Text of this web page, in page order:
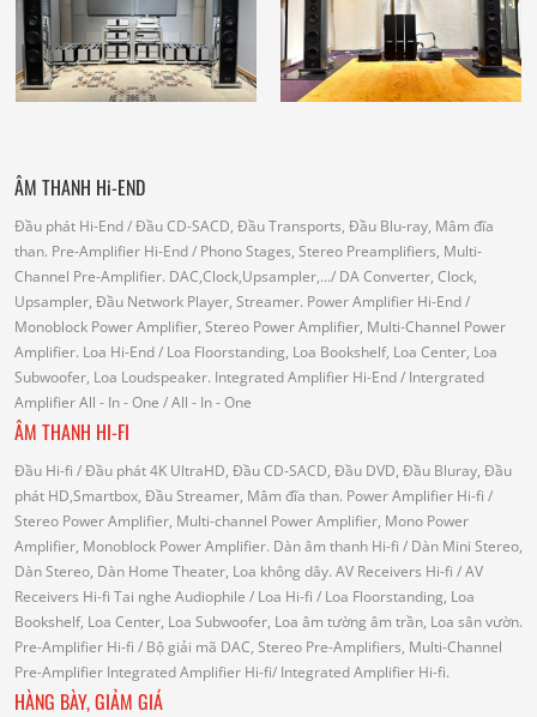
ÂM THANH Hi-END
Đầu phát Hi-End/ Đầu CD-SACD, Đầu Transports, Đầu Blu-ray, Mâm đĩa
than. Pre-Amplifier Hi-End/ Phono Stages, Stereo Preamplifiers, Multi-
Channel Pre-Amplifier. DAC,Clock,Upsampler,.../ DA Converter, Clock,
Upsampler, Đầu Network Player, Streamer. Power Amplifier Hi-End/
Monoblock Power Amplifier, Stereo Power Amplifier, Multi-Channel Power
Amplifier. Loa Hi-End/ Loa Floorstanding, Loa Bookshelf, Loa Center, Loa
Subwoofer, Loa Loudspeaker. Integrated Amplifier Hi-End/ Intergrated
AmplifierAll - In - One / All - In - One
ÂM THANH HI-FI
Đầu Hi-fi / Đầu phát 4K UltraHD, Đầu CD-SACD, Đầu DVD, Đầu Bluray, Đầu
phát HD,Smartbox, Đầu Streamer, Mâm đĩa than. Power Amplifier Hi-fi /
Stereo Power Amplifier, Multi-channel Power Amplifier, Mono Power
Amplifier, Monoblock Power Amplifier. Dàn âm thanh Hi-fi / Dàn Mini Stereo,
Dàn Stereo, Dàn Home Theater, Loa không dây. AV Receivers Hi-fi / AV
Receivers Hi-fi Tai nghe Audiophile / Loa Hi-fi / Loa Floorstanding, Loa
Bookshelf, Loa Center, Loa Subwoofer, Loa âm tường âm trần, Loa sân vườn.
Pre-Amplifier Hi-fi / Bộ giải mã DAC, Stereo Pre-Amplifiers, Multi-Channel
Pre-Amplifier Integrated Amplifier Hi-fi/ Integrated Amplifier Hi-fi.
HÀNG BÀY, GIẢM GIÁ